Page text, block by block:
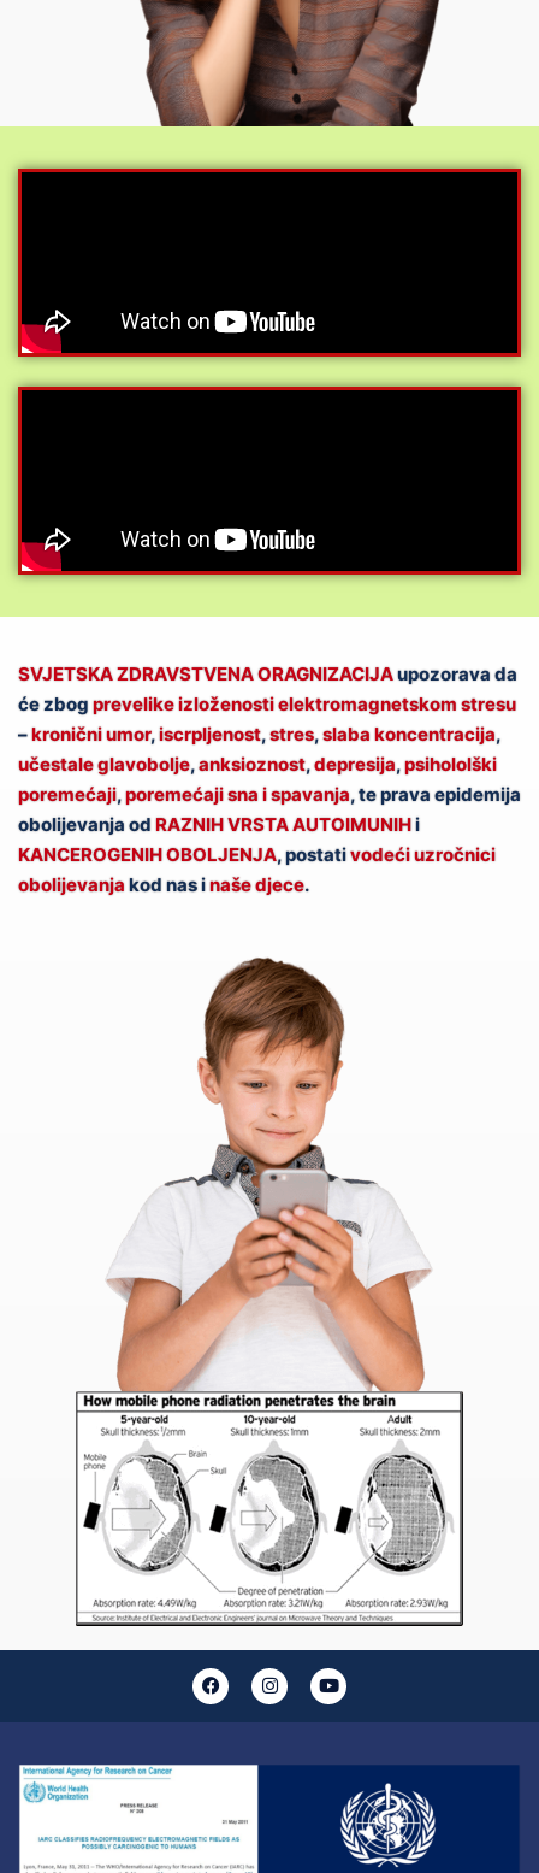
SVJETSKA ZDRAVSTVENA ORAGNIZACIJAupozorava da
će zbog prevelike izloženosti elektromagnetskom stresu
–kronični umor,iscrpljenost,stres,slaba koncentracija,
učestale glavobolje,anksioznost,depresija,psihololški
poremećaji,poremećaji sna i spavanja, te prava epidemija
obolijevanja od RAZNIH VRSTA AUTOIMUNIHi
KANCEROGENIH OBOLJENJA, postativodeći uzročnici
obolijevanjakod nas inaše djece.
F
a
c
o
I
n
s
g
Y
o
u
b